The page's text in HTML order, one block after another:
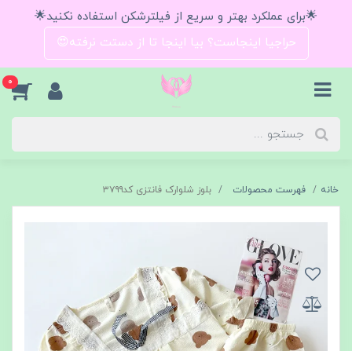
🌟برای عملکرد بهتر و سریع از فیلترشکن استفاده نکنید🌟
حراجیا اینجاست؟ بیا اینجا تا از دستت نرفته😍
0
خانه فهرست محصولات بلوز شلوارک فانتزی کد۳۷۹۹